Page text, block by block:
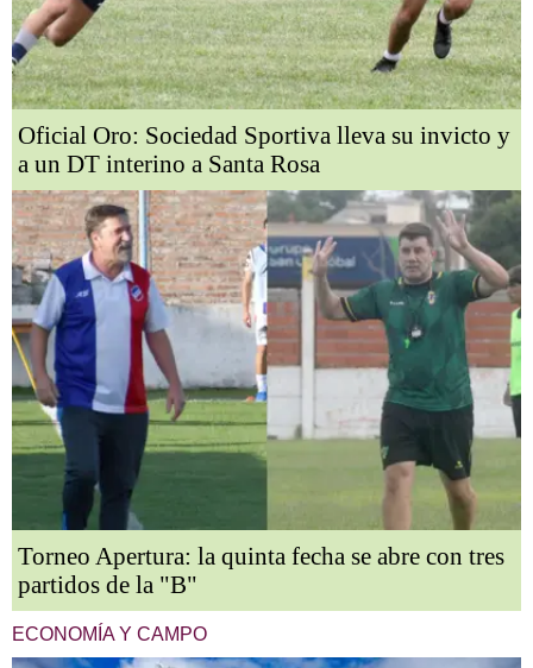
Oficial Oro: Sociedad Sportiva lleva su invicto y
a un DT interino a Santa Rosa
Torneo Apertura: la quinta fecha se abre con tres
partidos de la "B"
ECONOMÍA Y CAMPO